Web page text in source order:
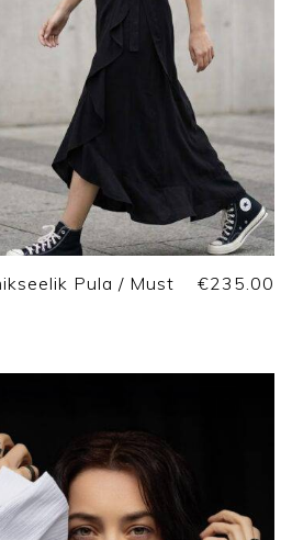
Pula / Must €235.00